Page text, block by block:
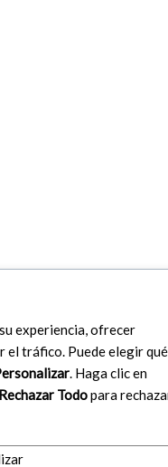
experiencia, ofrecer
el tráfico. Puede elegir qué
. Haga clic en
Rechazar Todopara